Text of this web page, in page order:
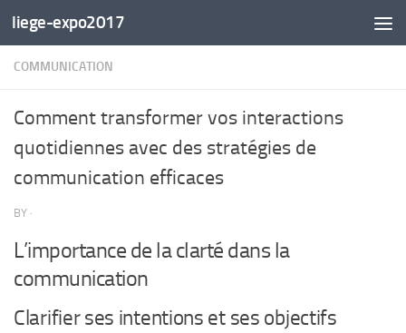
Skip to content
liege-expo2017
COMMUNICATION
Comment transformer vos interactions
quotidiennes avec des stratégies de
communication efficaces
BY ·
L’importance de la clarté dans la
communication
Clarifier ses intentions et ses objectifs